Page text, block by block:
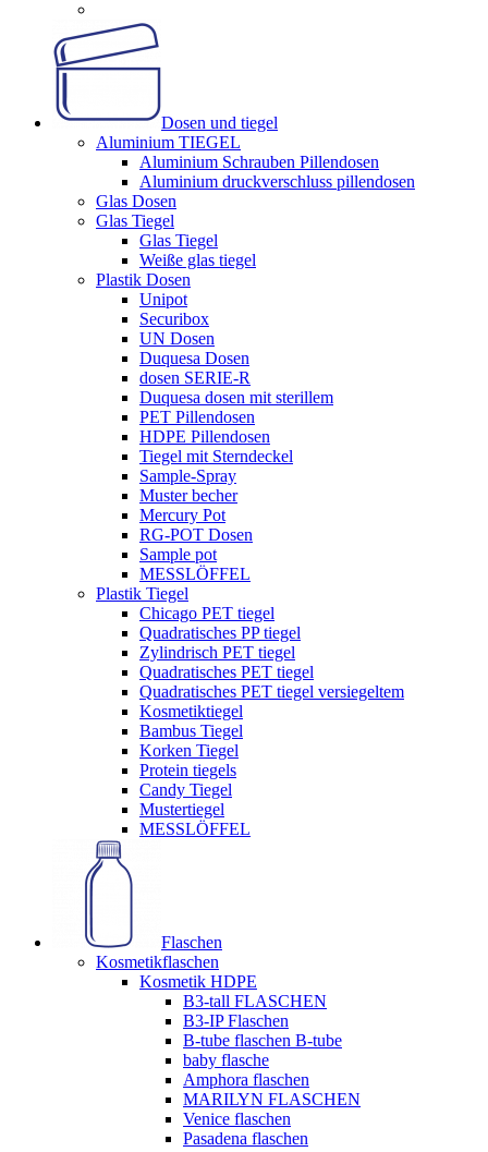
Dosen und tiegel
Aluminium TIEGEL
Aluminium Schrauben Pillendosen
Aluminium druckverschluss pillendosen
Glas Dosen
Glas Tiegel
Glas Tiegel
Weiße glas tiegel
Plastik Dosen
Unipot
Securibox
UN Dosen
Duquesa Dosen
dosen SERIE-R
Duquesa dosen mit sterillem
PET Pillendosen
HDPE Pillendosen
Tiegel mit Sterndeckel
Sample-Spray
Muster becher
Mercury Pot
RG-POT Dosen
Sample pot
MESSLÖFFEL
Plastik Tiegel
Chicago PET tiegel
Quadratisches PP tiegel
Zylindrisch PET tiegel
Quadratisches PET tiegel
Quadratisches PET tiegel versiegeltem
Kosmetiktiegel
Bambus Tiegel
Korken Tiegel
Protein tiegels
Candy Tiegel
Mustertiegel
MESSLÖFFEL
Flaschen
Kosmetikflaschen
Kosmetik HDPE
B3-tall FLASCHEN
B3-IP Flaschen
B-tube flaschen B-tube
baby flasche
Amphora flaschen
MARILYN FLASCHEN
Venice flaschen
Pasadena flaschen